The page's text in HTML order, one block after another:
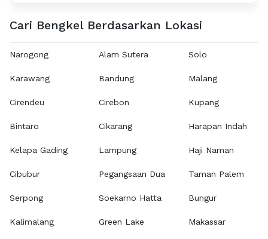
Cari Bengkel Berdasarkan Lokasi
Narogong
Karawang
Cirendeu
Bintaro
Kelapa Gading
Cibubur
Serpong
Kalimalang
Alam Sutera
Bandung
Cirebon
Cikarang
Lampung
Pegangsaan Dua
Soekarno Hatta
Green Lake
Solo
Malang
Kupang
Harapan Indah
Haji Naman
Taman Palem
Bungur
Makassar